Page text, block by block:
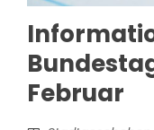
Februar